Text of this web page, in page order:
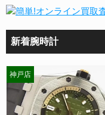
新着腕時計
神戸店